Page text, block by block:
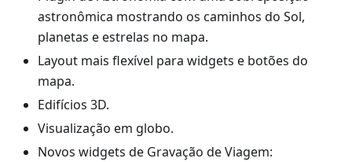
astronômica mostrando os caminhos do Sol,
planetas e estrelas no mapa.
Layout mais flexível para widgets e botões do
mapa.
Edifícios 3D.
Visualização em globo.
Novos widgets de Gravação de Viagem: